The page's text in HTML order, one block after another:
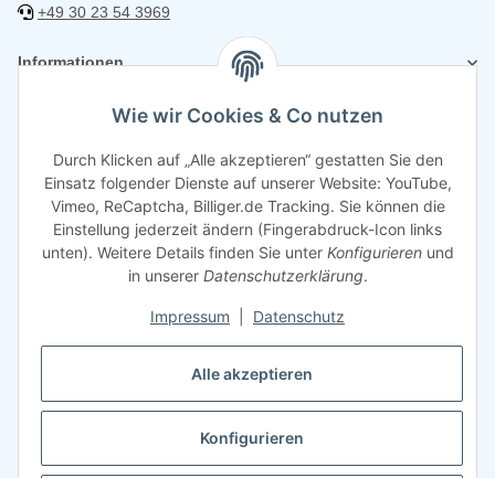
+49 30 23 54 3969
Informationen
©2026Sparsando GmbHWebdesign mit ❤️ von LIST & SELL GmbH
Wie wir Cookies & Co nutzen
Durch Klicken auf „Alle akzeptieren“ gestatten Sie den
Einsatz folgender Dienste auf unserer Website: YouTube,
Vimeo, ReCaptcha, Billiger.de Tracking. Sie können die
Einstellung jederzeit ändern (Fingerabdruck-Icon links
unten). Weitere Details finden Sie unter Konfigurierenund
in unserer Datenschutzerklärung.
Impressum Datenschutz
Alle akzeptieren
Konfigurieren